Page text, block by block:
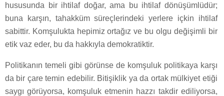
hususunda bir ihtilaf doğar, ama bu ihtilaf dönüşümlüdür;
buna karşın, tahakküm süreçlerindeki yerlere içkin ihtilaf
sabittir. Komşulukta hepimiz ortağız ve bu olgu değişimli bir
etik vaz eder, bu da hakkıyla demokratiktir.
Politikanın temeli gibi görünse de komşuluk politikaya karşı
da bir çare temin edebilir. Bitişiklik ya da ortak mülkiyet etiği
saygı görüyorsa, komşuluk etmenin hazzı takdir ediliyorsa,